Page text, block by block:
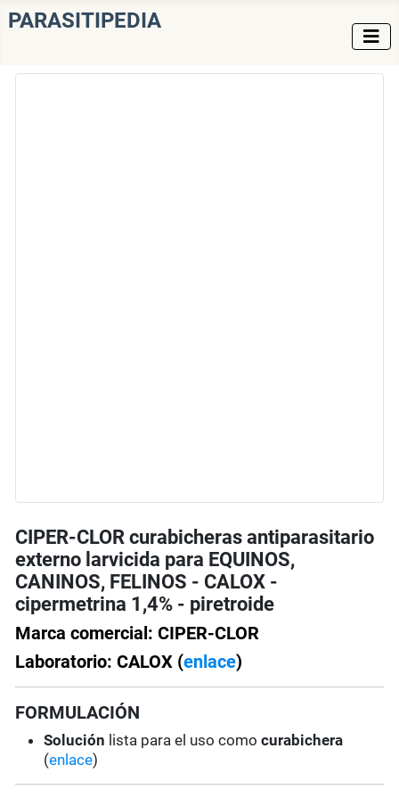
PARASITIPEDIA
CIPER-CLOR curabicheras antiparasitario
externo larvicida para EQUINOS,
CANINOS, FELINOS - CALOX -
cipermetrina 1,4% - piretroide
Marca comercial: CIPER-CLOR
Laboratorio: CALOX (enlace)
FORMULACIÓN
Solución lista para el uso comocurabichera
(enlace)